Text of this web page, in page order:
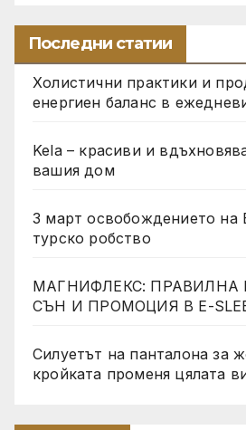
Последни статии
Холистични практики и
енергиен баланс в
Kela – красиви и
вашия дом
3 март освобождението на
турско робство
МАГНИФЛЕКС: ПРАВИЛНА
СЪН И ПРОМОЦИЯ В Е-
Силуетът на панталона за
кройката променя цялата